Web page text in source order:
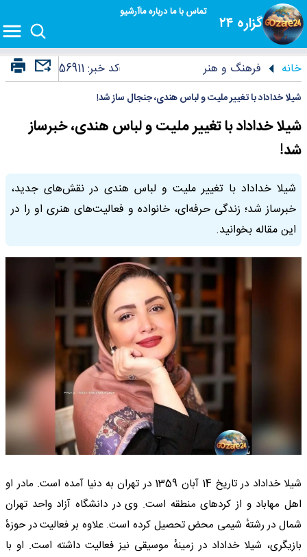
گزاره ۲۴
تماس با مادرباره ماآرشیو
خانه فرهنگ و هنر کد خبر:56911
شیلا خداداد با تغییر ملیت و لباس هندی، جنجال ساز شد!
شیلا خداداد با تغییر ملیت و لباس هندی، خبرساز
شد!
شیلا خداداد با تغییر ملیت و لباس هندی در نقش‌های جدید،
خبرساز شد؛ زندگی حرفه‌ای، خانواده و فعالیت‌های هنری او را در
این مقاله بخوانید.
شیلا خداداد در تاریخ 14 آبان 1359 در تهران به دنیا آمده است. مادر او
اهل مهاباد و از کردهای منطقه است. وی در دانشگاه آزاد واحد تهران
شمال در رشتهٔ شیمی محض تحصیل کرده است. علاوه بر فعالیت در حوزهٔ
بازیگری، شیلا خداداد در زمینهٔ موسیقی نیز فعالیت داشته است. او با